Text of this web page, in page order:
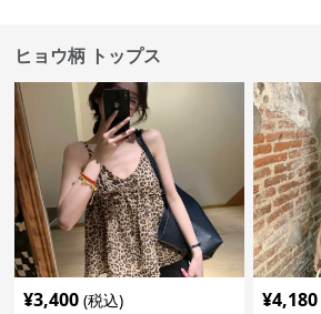
ヒョウ柄 トップス
¥3,400 (税込) ¥4,180